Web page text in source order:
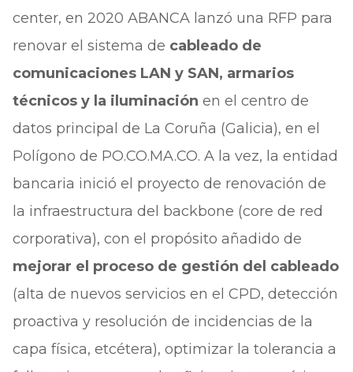
center, en 2020 ABANCA lanzó una RFP para
renovar el sistema de cableado de
comunicaciones LAN y SAN, armarios
técnicos y la iluminación en el centro de
datos principal de La Coruña (Galicia), en el
Polígono de PO.CO.MA.CO. A la vez, la entidad
bancaria inició el proyecto de renovación de
la infraestructura del backbone (core de red
corporativa), con el propósito añadido de
mejorar el proceso de gestión del cableado
(alta de nuevos servicios en el CPD, detección
proactiva y resolución de incidencias de la
capa física, etcétera), optimizar la tolerancia a